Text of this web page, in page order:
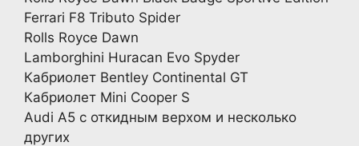
Ferrari F8 Tributo Spider
Rolls Royce Dawn
Lamborghini Huracan Evo Spyder
Кабриолет Bentley Continental GT
Кабриолет Mini Cooper S
Audi A5 с откидным верхом и несколько
других